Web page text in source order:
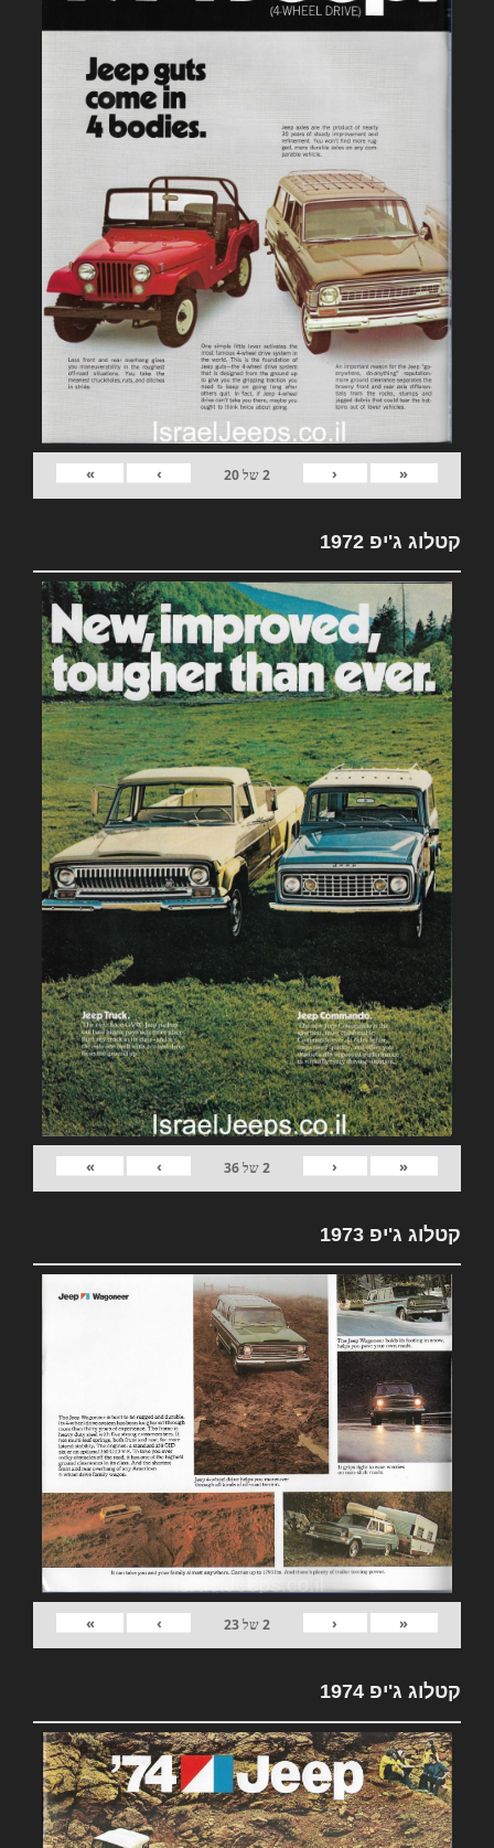
«
‹
2של20
›
»
קטלוג ג'יפ 1972
«
‹
2של36
›
»
קטלוג ג'יפ 1973
«
‹
2של23
›
»
קטלוג ג'יפ 1974